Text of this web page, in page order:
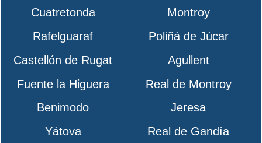
Cuatretonda
Montroy
Rafelguaraf
Poliñá de Júcar
Castellón de Rugat
Agullent
Fuente la Higuera
Real de Montroy
Benimodo
Jeresa
Yátova
Real de Gandía